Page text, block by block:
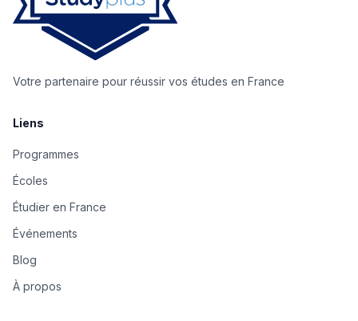
Votre partenaire pour réussir vos études en France
Liens
Programmes
Écoles
Étudier en France
Événements
Blog
À propos